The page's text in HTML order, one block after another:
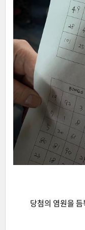
당첨의 염원을 듬